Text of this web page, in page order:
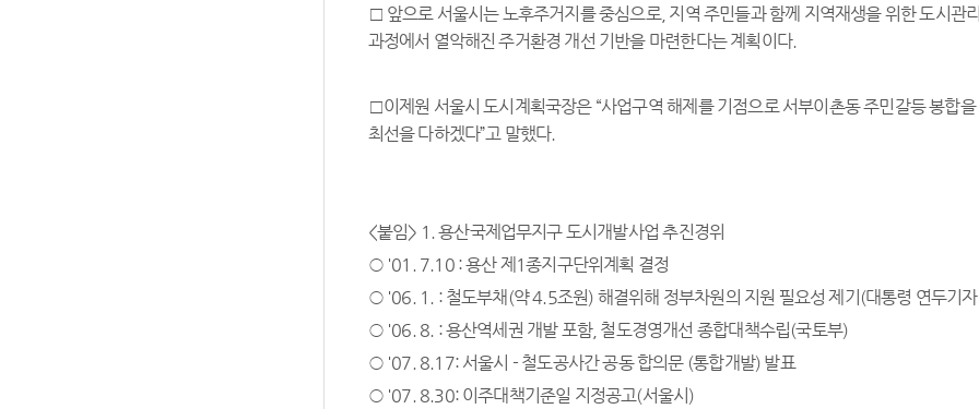
□ 앞으로 서울시는 노후주거지를 중심으로, 지역 주민들과 함께 지역재생을 위한 도시관
과정에서 열악해진 주거환경 개선 기반을 마련한다는 계획이다.
□이제원 서울시 도시계획국장은 “사업구역 해제를 기점으로 서부이촌동 주민갈등 봉합
최선을 다하겠다”고 말했다.
<붙임> 1. 용산국제업무지구 도시개발사업 추진경위
○ '01. 7.10 : 용산 제1종지구단위계획 결정
○ '06. 1. : 철도부채(약 4.5조원) 해결위해 정부차원의 지원 필요성 제기(대통령 연두기
○ '06. 8. : 용산역세권 개발 포함, 철도경영개선 종합대책수립(국토부)
○ '07. 8.17: 서울시 - 철도공사간 공동 합의문 (통합개발) 발표
○ '07. 8.30: 이주대책기준일 지정공고(서울시)